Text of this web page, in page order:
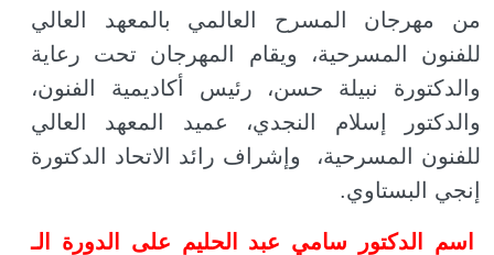
من مهرجان المسرح العالمي بالمعهد العالي
للفنون المسرحية، ويقام المهرجان تحت رعاية
والدكتورة نبيلة حسن، رئيس أكاديمية الفنون،
والدكتور إسلام النجدي، عميد المعهد العالي
للفنون المسرحية، وإشراف رائد الاتحاد الدكتورة
إنجي البستاوي.
اسم الدكتور سامي عبد الحليم على الدورة الـ